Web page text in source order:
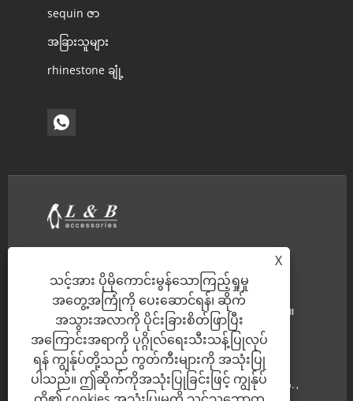
sequin ဇာ
အခြားသူများ
rhinestone ချုံ့
ကြှနျုပျတို့အကွောငျး
ထုတ်ကုန်များ
သတင်း
ဒေါင်းလုဒ်လုပ်ပါ။
စုံစမ်းမေးမြန်းရန်ပေးပို့ပါ။
ကြှနျုပျတို့ကိုဆကျသှယျရ
နျ
မူပိုင်ခွင့်© 2022 Ningbo L & B တင်သွင်းခြင်းနှင့်ပို့ကုန် Co. ,
X
သင့်အား ပိုမိုကောင်းမွန်သောကြည့်ရှုမှု
အတွေ့အကြုံကို ပေးဆောင်ရန်၊ ဆိုက်
အသွားအလာကို ပိုင်းခြားစိတ်ဖြာပြီး
အကြောင်းအရာကို ပုဂ္ဂိုလ်ရေးသီးသန့်ပြုလုပ်
ရန် ကျွန်ုပ်တို့သည် ကွတ်ကီးများကို အသုံးပြု
ပါသည်။ ဤဆိုက်ကိုအသုံးပြုခြင်းဖြင့် ကျွန်ုပ်